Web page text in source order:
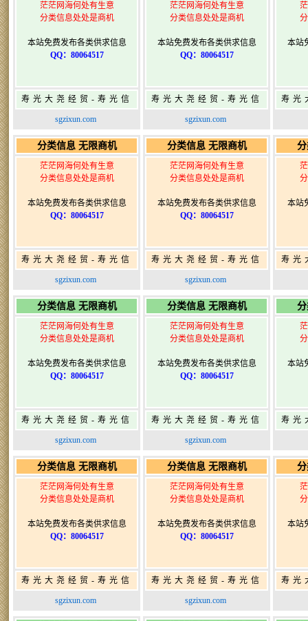
茫茫网海何处有生意
分类信息处处是商机
本站免费发布各类供求信息
QQ：80064517
寿光大尧经贸-寿光信
息网-免费信息发布网-
sgzixun.com
茫茫网海何处有生意
分类信息处处是商机
本站免费发布各类供求信息
QQ：80064517
寿光大尧经贸-寿光信
息网-免费信息发布网-
sgzixun.com
本站
寿光
分类信息 无限商机
茫茫网海何处有生意
分类信息处处是商机
本站免费发布各类供求信息
QQ：80064517
寿光大尧经贸-寿光信
息网-免费信息发布网-
sgzixun.com
分类信息 无限商机
茫茫网海何处有生意
分类信息处处是商机
本站免费发布各类供求信息
QQ：80064517
寿光大尧经贸-寿光信
息网-免费信息发布网-
sgzixun.com
本站
寿光
分类信息 无限商机
茫茫网海何处有生意
分类信息处处是商机
本站免费发布各类供求信息
QQ：80064517
寿光大尧经贸-寿光信
息网-免费信息发布网-
sgzixun.com
分类信息 无限商机
茫茫网海何处有生意
分类信息处处是商机
本站免费发布各类供求信息
QQ：80064517
寿光大尧经贸-寿光信
息网-免费信息发布网-
sgzixun.com
本站
寿光
分类信息 无限商机
茫茫网海何处有生意
分类信息处处是商机
本站免费发布各类供求信息
QQ：80064517
寿光大尧经贸-寿光信
息网-免费信息发布网-
sgzixun.com
分类信息 无限商机
茫茫网海何处有生意
分类信息处处是商机
本站免费发布各类供求信息
QQ：80064517
寿光大尧经贸-寿光信
息网-免费信息发布网-
sgzixun.com
本站
寿光